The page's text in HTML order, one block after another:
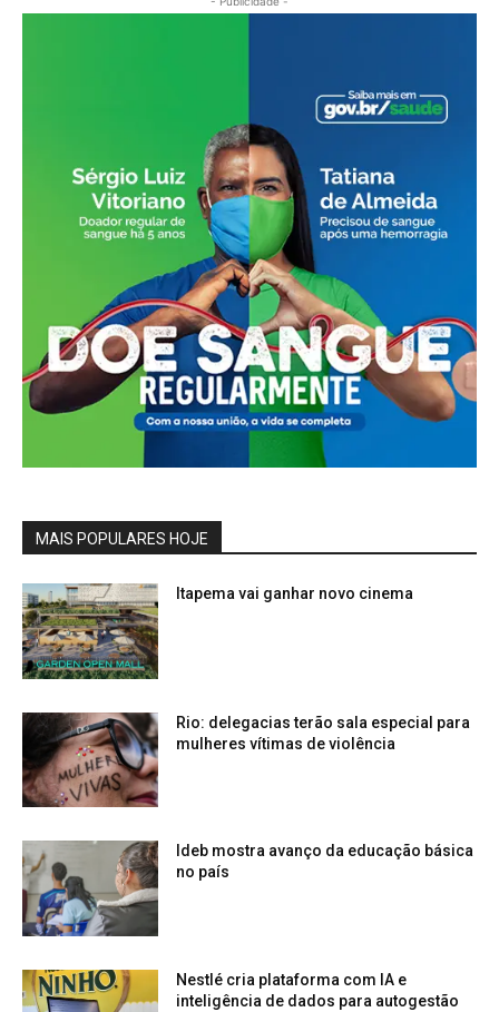
MAIS POPULARES HOJE
Itapema vai ganhar novo cinema
Rio: delegacias terão sala especial para
mulheres vítimas de violência
Ideb mostra avanço da educação básica
no país
Nestlé cria plataforma com IA e
inteligência de dados para autogestão